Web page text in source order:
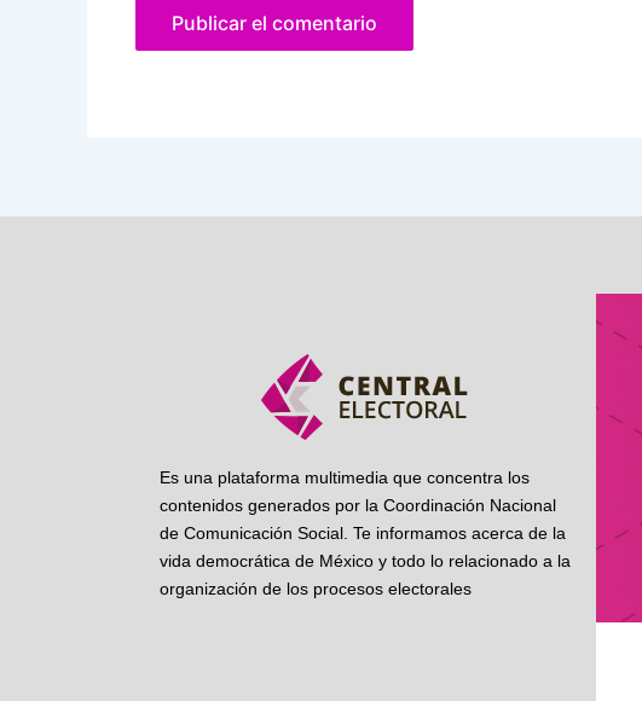
Es una plataforma multimedia que concentra los
contenidos generados por la Coordinación Nacional
de Comunicación Social. Te informamos acerca de la
vida democrática de México y todo lo relacionado a la
organización de los procesos electorales